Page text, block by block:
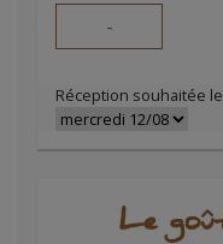
-
Réception souhaitée le